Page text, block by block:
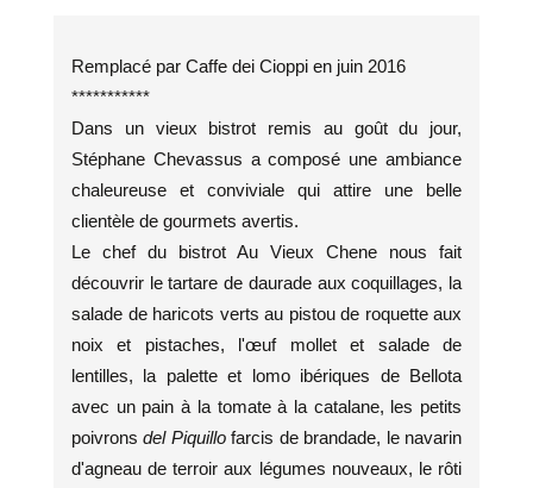
Remplacé par Caffe dei Cioppi en juin 2016
***********
Dans un vieux bistrot remis au goût du jour,
Stéphane Chevassus a composé une ambiance
chaleureuse et conviviale qui attire une belle
clientèle de gourmets avertis.
Le chef du bistrot Au Vieux Chene nous fait
découvrir le tartare de daurade aux coquillages, la
salade de haricots verts au pistou de roquette aux
noix et pistaches, l'œuf mollet et salade de
lentilles, la palette et lomo ibériques de Bellota
avec un pain à la tomate à la catalane, les petits
poivronsdel Piquillofarcis de brandade, le navarin
d'agneau de terroir aux légumes nouveaux, le rôti